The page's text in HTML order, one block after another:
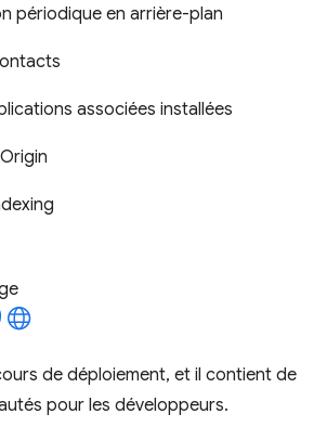
périodique en arrière-plan
associées installées
de déploiement, et il contient de
pour les développeurs.